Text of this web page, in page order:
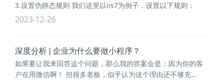
3.设置伪静态规则 我们这里以iis7为例子，设置以下规则：
2023-12-26
深度分析 | 企业为什么要做小程序？
如果要让我来回答这个问题，那么我的答案会是：因为你的客
户在用微信啊！ 但很多老板，似乎认为这个理由还不够充